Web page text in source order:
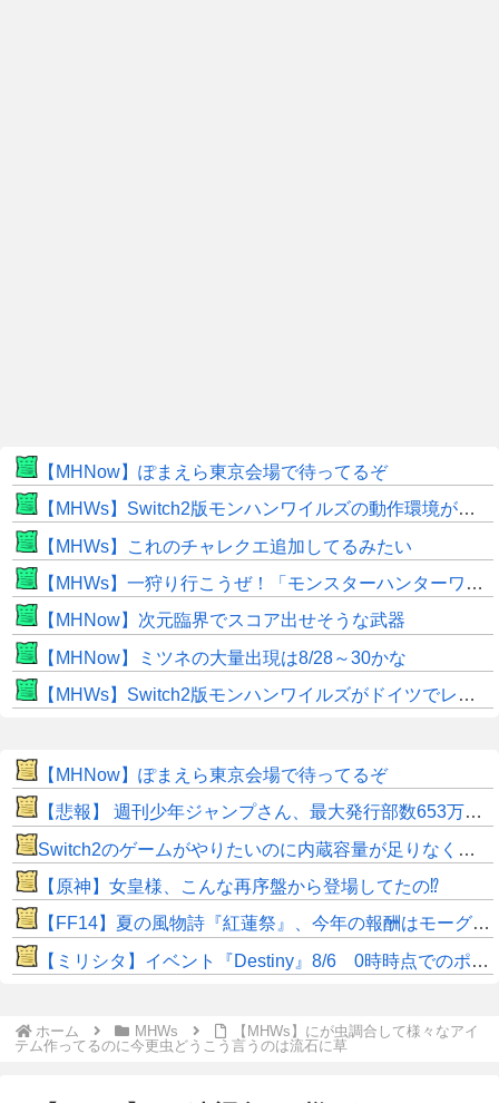
【MHNow】ぽまえら東京会場で待ってるぞ
【MHWs】Switch2版モンハンワイルズの動作環境が判明！
【MHWs】これのチャレクエ追加してるみたい
【MHWs】一狩り行こうぜ！「モンスターハンターワイルズ 序盤体験版」を8月5日（水）より配信！
【MHNow】次元臨界でスコア出せそうな武器
【MHNow】ミツネの大量出現は8/28～30かな
【MHWs】Switch2版モンハンワイルズがドイツでレーティングされる！9月のサードダイレクトで発表か！？
【MHNow】ぽまえら東京会場で待ってるぞ
【悲報】 週刊少年ジャンプさん、最大発行部数653万部から急降下でついに100万部を割ってしまうwwwwww
Switch2のゲームがやりたいのに内蔵容量が足りなくてゲームができない
【原神】女皇様、こんな再序盤から登場してたの⁉
【FF14】夏の風物詩『紅蓮祭』、今年の報酬はモーグリ特大マウント！ヒカセン達の評価はいかに？「水着や浴衣などのかわいいオシャレ装備が良かった」との声も
【ミリシタ】イベント『Destiny』8/6 0時時点でのポイント、ハイスコアのボーダー
ホーム MHWs
【MHWs】にが虫調合して様々なアイ
テム作ってるのに今更虫どうこう言うのは流石に草